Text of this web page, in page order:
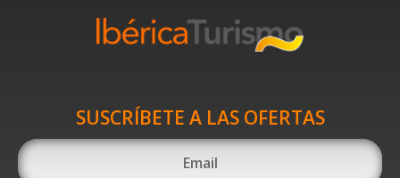
SUSCRÍBETE A LAS OFERTAS